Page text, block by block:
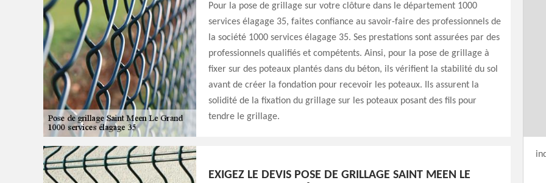
Pour la pose de grillage sur votre clôture dans le département 1000
services élagage 35, faites confiance au savoir-faire des professionnels de
la société 1000 services élagage 35. Ses prestations sont assurées par des
professionnels qualifiés et compétents. Ainsi, pour la pose de grillage à
fixer sur des poteaux plantés dans du béton, ils vérifient la stabilité du sol
avant de créer la fondation pour recevoir les poteaux. Ils assurent la
solidité de la fixation du grillage sur les poteaux posant des fils pour
tendre le grillage.
EXIGEZ LE DEVIS POSE DE GRILLAGE SAINT MEEN LE